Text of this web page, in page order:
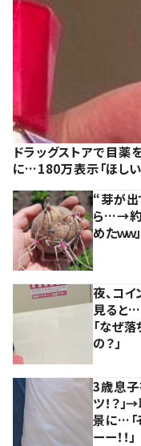
ドラッグストアで目
に…180万表示「ほしい！
“芽が出
ら…→約
めたｗｗ
夜、コ
見ると
「なぜ
の？」
3歳息子
ツ！？
景に…「
ーー！！」